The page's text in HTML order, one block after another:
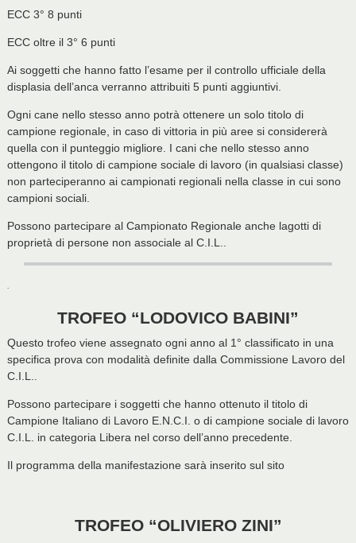
ECC 3° 8 punti
ECC oltre il 3° 6 punti
Ai soggetti che hanno fatto l’esame per il controllo ufficiale della
displasia dell’anca verranno attribuiti 5 punti aggiuntivi.
Ogni cane nello stesso anno potrà ottenere un solo titolo di
campione regionale, in caso di vittoria in più aree si considererà
quella con il punteggio migliore. I cani che nello stesso anno
ottengono il titolo di campione sociale di lavoro (in qualsiasi classe)
non parteciperanno ai campionati regionali nella classe in cui sono
campioni sociali.
Possono partecipare al Campionato Regionale anche lagotti di
proprietà di persone non associale al C.I.L..
.
TROFEO “LODOVICO BABINI”
Questo trofeo viene assegnato ogni anno al 1° classificato in una
specifica prova con modalità definite dalla Commissione Lavoro del
C.I.L..
Possono partecipare i soggetti che hanno ottenuto il titolo di
Campione Italiano di Lavoro E.N.C.I. o di campione sociale di lavoro
C.I.L. in categoria Libera nel corso dell’anno precedente.
Il programma della manifestazione sarà inserito sul sito
TROFEO “OLIVIERO ZINI”